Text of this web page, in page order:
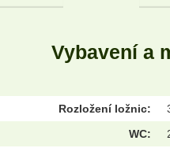
Vybavení a
Rozložení ložnic:
WC: